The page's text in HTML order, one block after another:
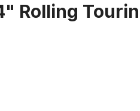
Rolling